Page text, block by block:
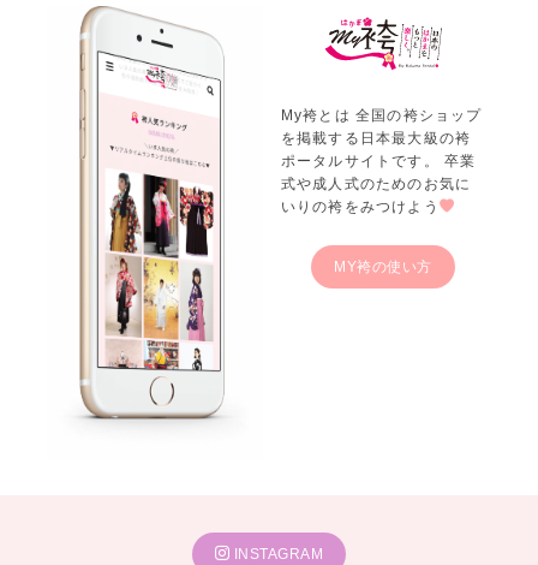
My袴とは 全国の袴ショップ
を掲載する日本最大級の袴
ポータルサイトです。 卒業
式や成人式のためのお気に
いりの袴をみつけよう
MY袴の使い方
INSTAGRAM